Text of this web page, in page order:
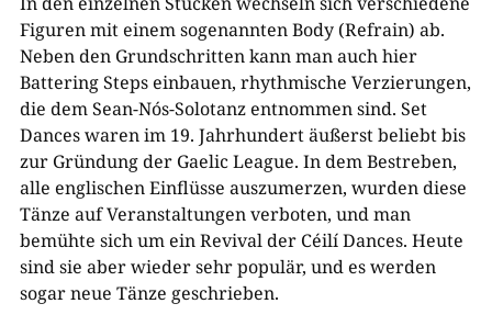
Figuren mit einem sogenannten Body (Refrain) ab.
Neben den Grundschritten kann man auch hier
Battering Steps einbauen, rhythmische Verzierungen,
die dem Sean-Nós-Solotanz entnommen sind. Set
Dances waren im 19. Jahrhundert äußerst beliebt bis
zur Gründung der Gaelic League. In dem Bestreben,
alle englischen Einflüsse auszumerzen, wurden diese
Tänze auf Veranstaltungen verboten, und man
bemühte sich um ein Revival der Céilí Dances. Heute
sind sie aber wieder sehr populär, und es werden
sogar neue Tänze geschrieben.